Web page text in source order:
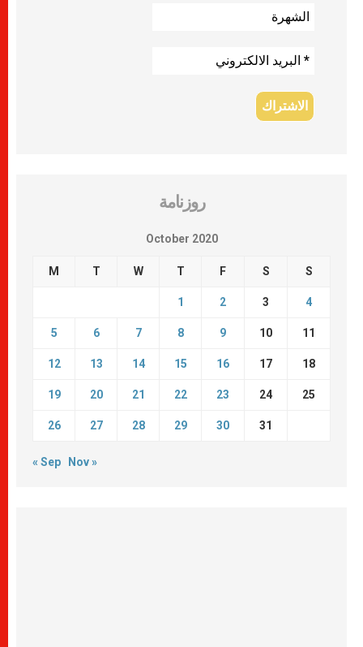
روزنامة
October 2020
M T W T F S S
1 2 3 4
5 6 7 8 9 10 11
12 13 14 15 16 17 18
19 20 21 22 23 24 25
26 27 28 29 30 31
« Sep Nov »